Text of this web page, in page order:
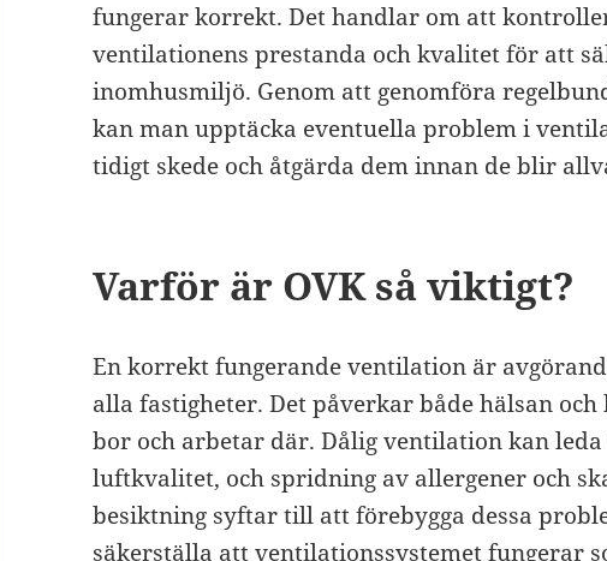
fungerar korrekt. Det handlar om att
ventilationens prestanda och kvalitet för att
inomhusmiljö. Genom att genomföra
kan man upptäcka eventuella problem i
tidigt skede och åtgärda dem innan de blir
Varför är OVK så viktigt?
En korrekt fungerande ventilation är
alla fastigheter. Det påverkar både hälsan
bor och arbetar där. Dålig ventilation kan
luftkvalitet, och spridning av allergener och
besiktning syftar till att förebygga dessa
säkerställa att ventilationssystemet fungerar